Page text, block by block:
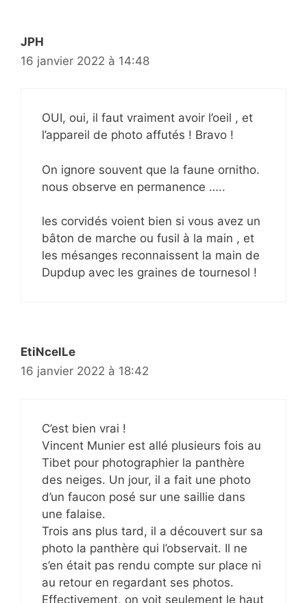
JPH
16 janvier 2022 à 14:48
OUI, oui, il faut vraiment avoir l’oeil , et
l’appareil de photo affutés ! Bravo !
On ignore souvent que la faune ornitho.
nous observe en permanence …..
les corvidés voient bien si vous avez un
bâton de marche ou fusil à la main , et
les mésanges reconnaissent la main de
Dupdup avec les graines de tournesol !
EtiNcelLe
16 janvier 2022 à 18:42
C’est bien vrai !
Vincent Munier est allé plusieurs fois au
Tibet pour photographier la panthère
des neiges. Un jour, il a fait une photo
d’un faucon posé sur une saillie dans
une falaise.
Trois ans plus tard, il a découvert sur sa
photo la panthère qui l’observait. Il ne
s’en était pas rendu compte sur place ni
au retour en regardant ses photos.
Effectivement, on voit seulement le haut